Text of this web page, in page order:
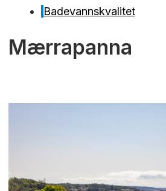
Badevannskvalitet
Mærrapanna